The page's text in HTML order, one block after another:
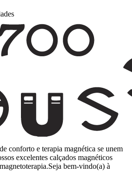
conforto e terapia magnética se unem
excelentes calçados magnéticos
bem-vindo(a) à